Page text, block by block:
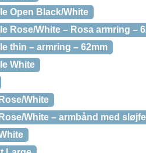
Open Black/White
Rose/White – Rosa armring –
thin – armring – 62mm
White
White
White – armbånd med sløjfe